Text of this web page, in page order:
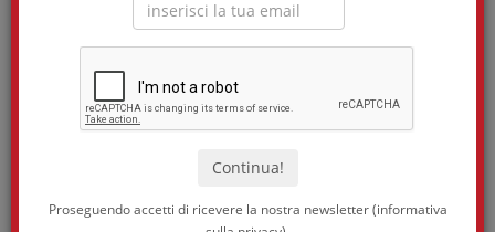
Proseguendo accetti di ricevere la nostra newsletter (informativa